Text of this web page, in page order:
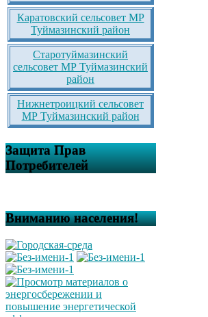
Каратовский сельсовет МР
Туймазинский район
Старотуймазинский
сельсовет МР Туймазинский
район
Нижнетроицкий сельсовет
МР Туймазинский район
Защита Прав
Потребителей
Вниманию населения!